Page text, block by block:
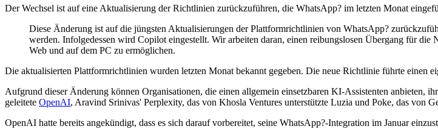
Der Wechsel ist auf eine Aktualisierung der Richtlinien zurückzuführen, die WhatsApp? im letzten Monat
Diese Änderung ist auf die jüngsten Aktualisierungen der Plattformrichtlinien von WhatsApp?
werden. Infolgedessen wird Copilot eingestellt. Wir arbeiten daran, einen reibungslosen Übergang für
Web und auf dem PC zu ermöglichen.
Die aktualisierten Plattformrichtlinien wurden letzten Monat bekannt gegeben. Die neue Richtlinie führte einen
Aufgrund dieser Änderung können Organisationen, die einen allgemein einsetzbaren KI-Assistenten anbieten,
geleitete OpenAI, Aravind Srinivas' Perplexity, das von Khosla Ventures unterstützte Luzia und Poke, das von
OpenAI hatte bereits angekündigt, dass es sich darauf vorbereitet, seine WhatsApp?-Integration im Januar